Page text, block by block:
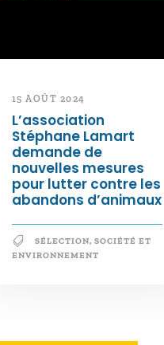
15 AOÛT 2024
L’association
Stéphane Lamart
demande de
nouvelles mesures
pour lutter contre les
abandons d’animaux
SÉLECTION, SOCIÉTÉ ET
ENVIRONNEMENT